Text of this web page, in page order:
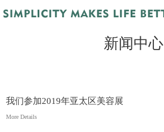
新闻中心
我们参加2019年亚太区美容展
More Details